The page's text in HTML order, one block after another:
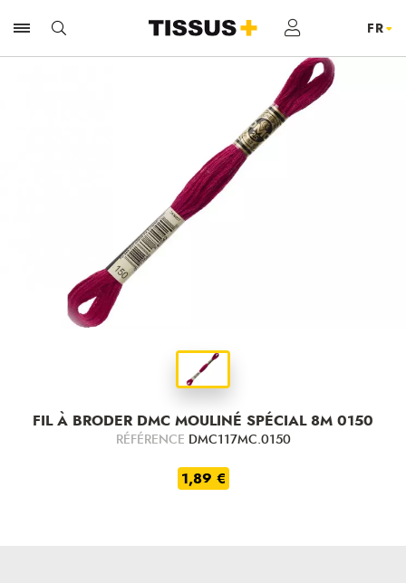
FIL À BRODER DMC MOULINÉ SPÉCIAL 8M 0150
RÉFÉRENCE DMC117MC.0150
1,89 €